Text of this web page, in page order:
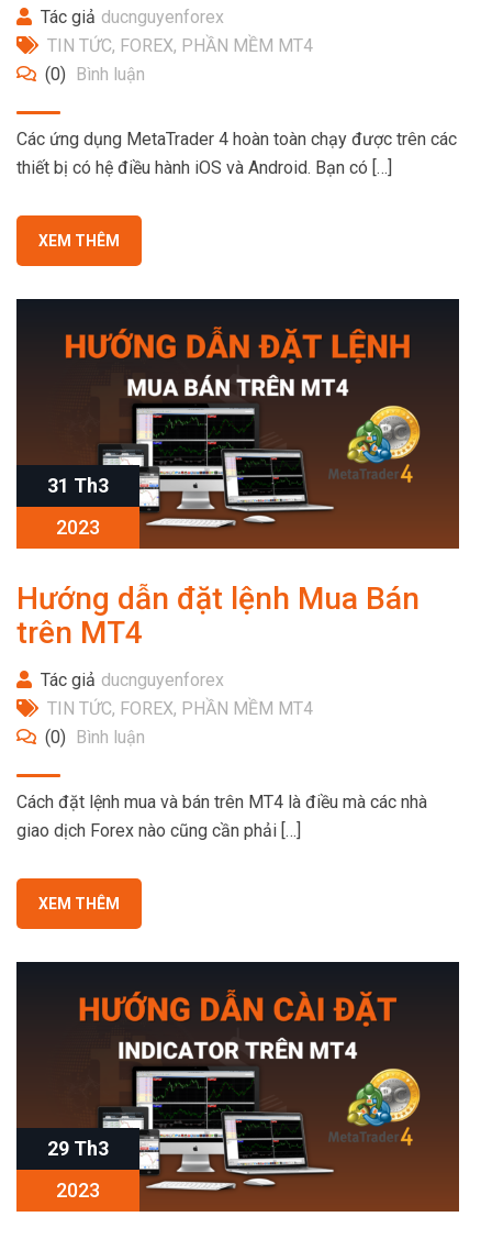
Tác giả ducnguyenforex
TIN TỨC, FOREX, PHẦN MỀM MT4
(0) Bình luận
Các ứng dụng MetaTrader 4 hoàn toàn chạy được trên các
thiết bị có hệ điều hành iOS và Android. Bạn có […]
XEM THÊM
31 Th3
2023
Hướng dẫn đặt lệnh Mua Bán
trên MT4
Tác giả ducnguyenforex
TIN TỨC, FOREX, PHẦN MỀM MT4
(0) Bình luận
Cách đặt lệnh mua và bán trên MT4 là điều mà các nhà
giao dịch Forex nào cũng cần phải […]
XEM THÊM
29 Th3
2023